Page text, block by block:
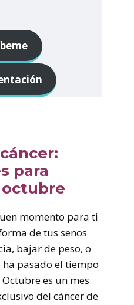
para
momento para ti
de tus senos
bajar de peso, o
pasado el tiempo
es un mes
del cáncer de